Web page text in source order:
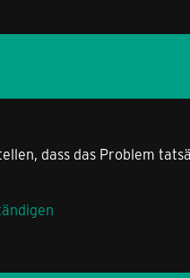
dass das Problem